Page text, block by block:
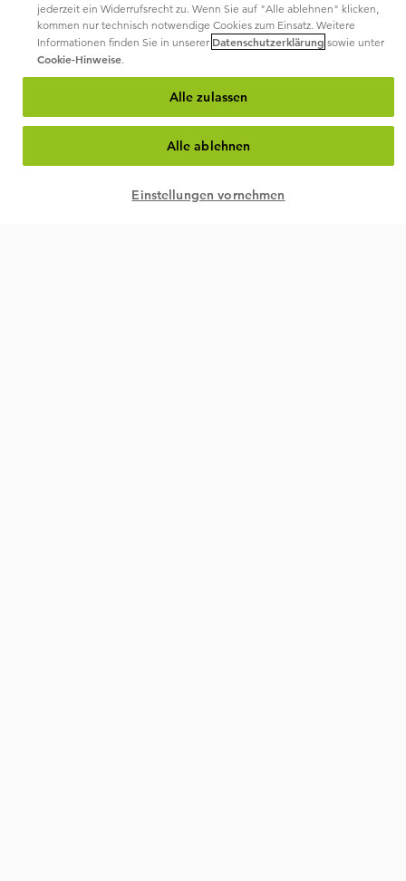
jederzeit ein Widerrufsrecht zu. Wenn Sie auf "Alle ablehnen" klicken,
kommen nur technisch notwendige Cookies zum Einsatz. Weitere
Informationen finden Sie in unserer Datenschutzerklärung sowie unter
Cookie-Hinweise.
Einstellungen vornehmen
Alle ablehnen
Alle zulassen